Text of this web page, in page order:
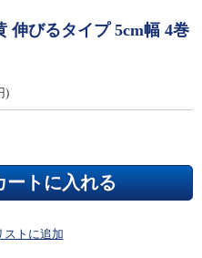
伸びるタイプ 5cm幅 4巻
)
ストに追加